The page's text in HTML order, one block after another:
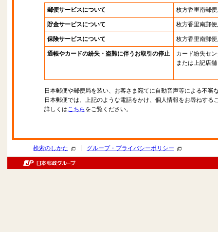
郵便サービスについて 枚方香里南郵
貯金サービスについて 枚方香里南郵
保険サービスについて 枚方香里南郵
通帳やカードの紛失・盗難に伴うお取引の停止
カード紛失セ
または上記店舗
日本郵便や郵便局を装い、お客さま宛てに自動音声等による不審
日本郵便では、上記のような電話をかけ、個人情報をお尋ねする
詳しくはこちら をご覧ください。
検索のしかた グループ・プライバシーポリシー